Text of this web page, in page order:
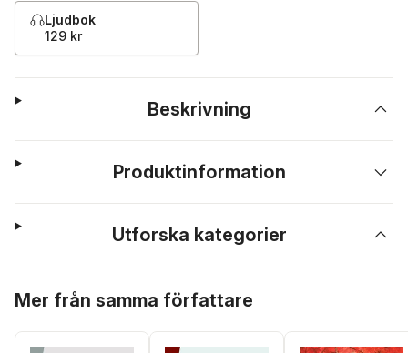
Ljudbok
129 kr
Beskrivning
Produktinformation
Utforska kategorier
Mer från samma författare